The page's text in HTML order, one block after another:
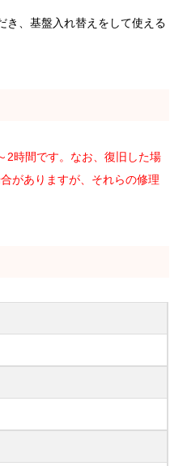
き、基盤入れ替えをして使える
2時間です。なお、復旧した場
がありますが、それらの修理